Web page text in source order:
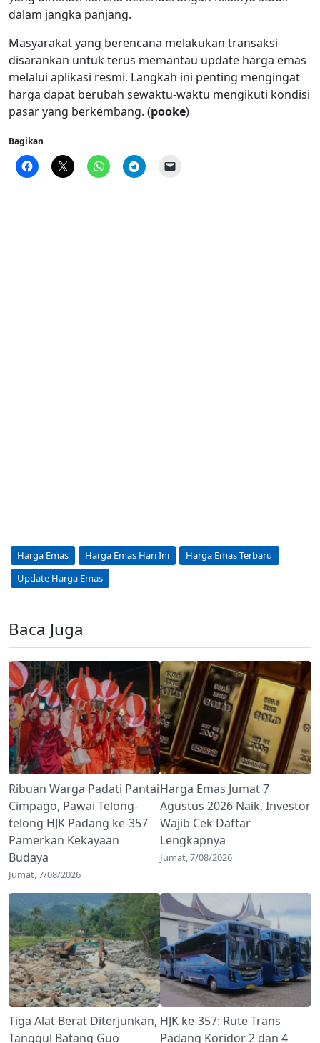
dalam jangka panjang.
Masyarakat yang berencana melakukan transaksi
disarankan untuk terus memantau update harga emas
melalui aplikasi resmi. Langkah ini penting mengingat
harga dapat berubah sewaktu-waktu mengikuti kondisi
pasar yang berkembang. (pooke)
Bagikan
Harga Emas Harga Emas Hari Ini
Harga Emas Terbaru
Update Harga Emas
Baca Juga
Ribuan Warga Padati Pantai
Cimpago, Pawai Telong-
telong HJK Padang ke-357
Pamerkan Kekayaan
Budaya
Jumat, 7/08/2026
Harga Emas Jumat 7
Agustus 2026 Naik, Investor
Wajib Cek Daftar
Lengkapnya
Jumat, 7/08/2026
Tiga Alat Berat Diterjunkan,
Tanggul Batang Guo
HJK ke-357: Rute Trans
Padang Koridor 2 dan 4